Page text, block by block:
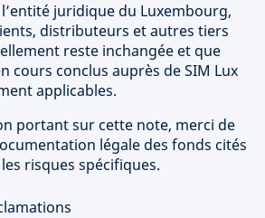
juridique du Luxembourg,
distributeurs et autres tiers
reste inchangée et que
cours conclus auprès de SIM Lux
applicables.
portant sur cette note, merci de
légale des fonds cités
risques spécifiques.